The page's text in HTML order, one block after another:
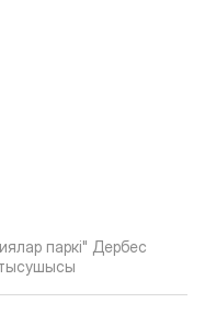
паркі" Дербес